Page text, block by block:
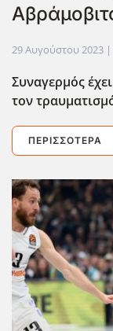
29 Αυγούστου 2023
Συναγερμός
τον
ΠΕΡΙΣΣΌΤΕΡΑ